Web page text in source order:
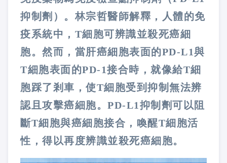
抑制劑）。林宗哲醫師解釋，人體的免
疫系統中，T細胞可辨識並殺死癌細
胞。然而，當肝癌細胞表面的PD-L1與
T細胞表面的PD-1接合時，就像給T細
胞踩了剎車，使T細胞受到抑制無法辨
認且攻擊癌細胞。PD-L1抑制劑可以阻
斷T細胞與癌細胞接合，喚醒T細胞活
性，得以再度辨識並殺死癌細胞。